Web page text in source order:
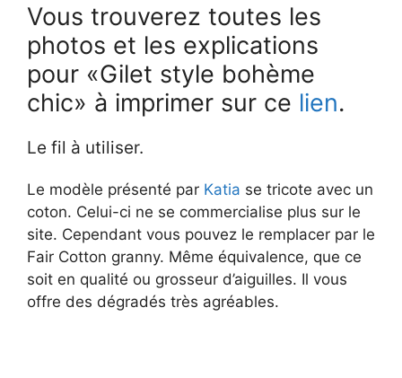
Vous trouverez toutes les
photos et les explications
pour «Gilet style bohème
chic» à imprimer sur ce lien.
Le fil à utiliser.
Le modèle présenté par Katia se tricote avec un
coton. Celui-ci ne se commercialise plus sur le
site. Cependant vous pouvez le remplacer par le
Fair Cotton granny. Même équivalence, que ce
soit en qualité ou grosseur d’aiguilles. Il vous
offre des dégradés très agréables.